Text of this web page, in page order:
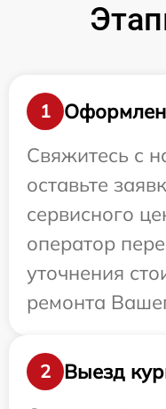
1
Свяжитесь с
оставьте
сервисного
оператор
уточнения
ремонта
2
Выезд